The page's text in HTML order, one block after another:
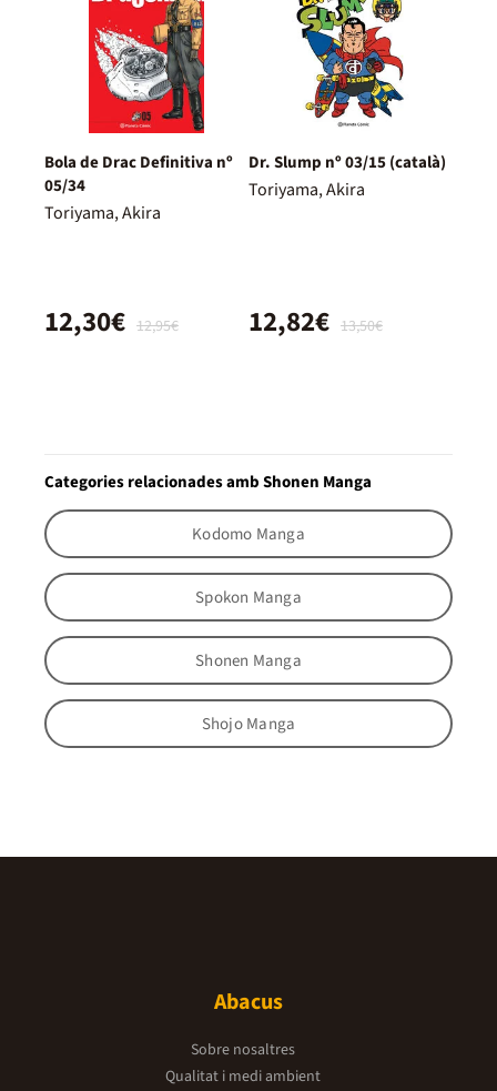
Bola de Drac Definitiva nº
05/34
Toriyama, Akira
12,95€
12,30€
Dr. Slump nº 03/15 (català)
Toriyama, Akira
13,50€
12,82€
Categories relacionades amb Shonen Manga
Kodomo Manga
Spokon Manga
Shonen Manga
Shojo Manga
Abacus
Sobre nosaltres
Qualitat i medi ambient